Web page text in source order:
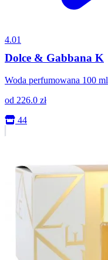
4.01
Dolce & Gabbana K
Woda perfumowana 100 ml
od 226.0 zł
44